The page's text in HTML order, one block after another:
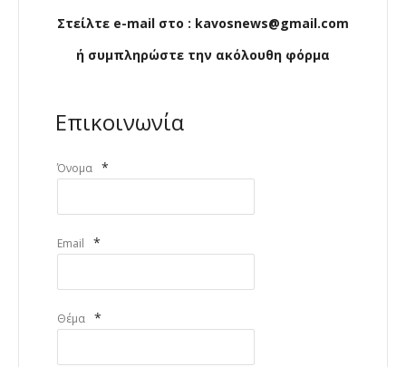
Στείλτε e-mail στο : kavosnews@gmail.com
ή συμπληρώστε την ακόλουθη φόρμα
Επικοινωνία
Όνομα *
Email *
Θέμα *